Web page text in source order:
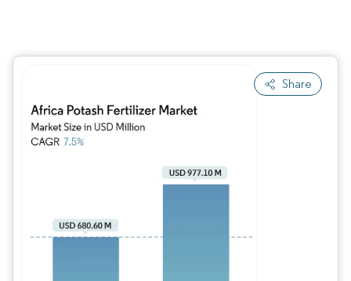
Share